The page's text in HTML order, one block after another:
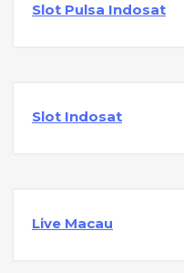
Slot Pulsa Indosat
Slot Indosat
Live Macau